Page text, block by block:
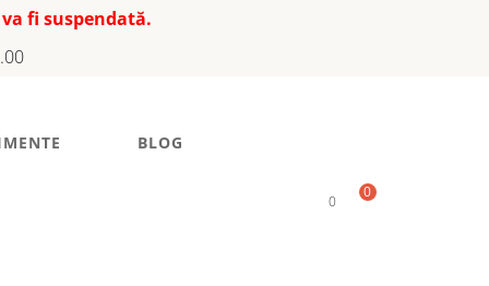
fi suspendată.
BLOG
0
0